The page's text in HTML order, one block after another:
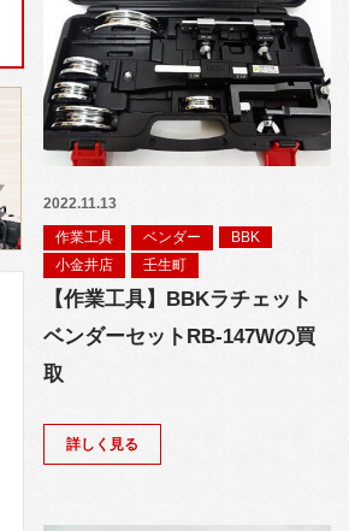
2022.11.13
作業工具
ベンダー
BBK
小金井店
壬生町
【作業工具】BBKラチェット
ベンダーセットRB-147Wの買
取
詳しく見る